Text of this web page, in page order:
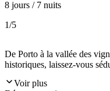
8 jours / 7 nuits
1/5
De Porto à la vallée des
historiques, laissez-vous
Voir plus